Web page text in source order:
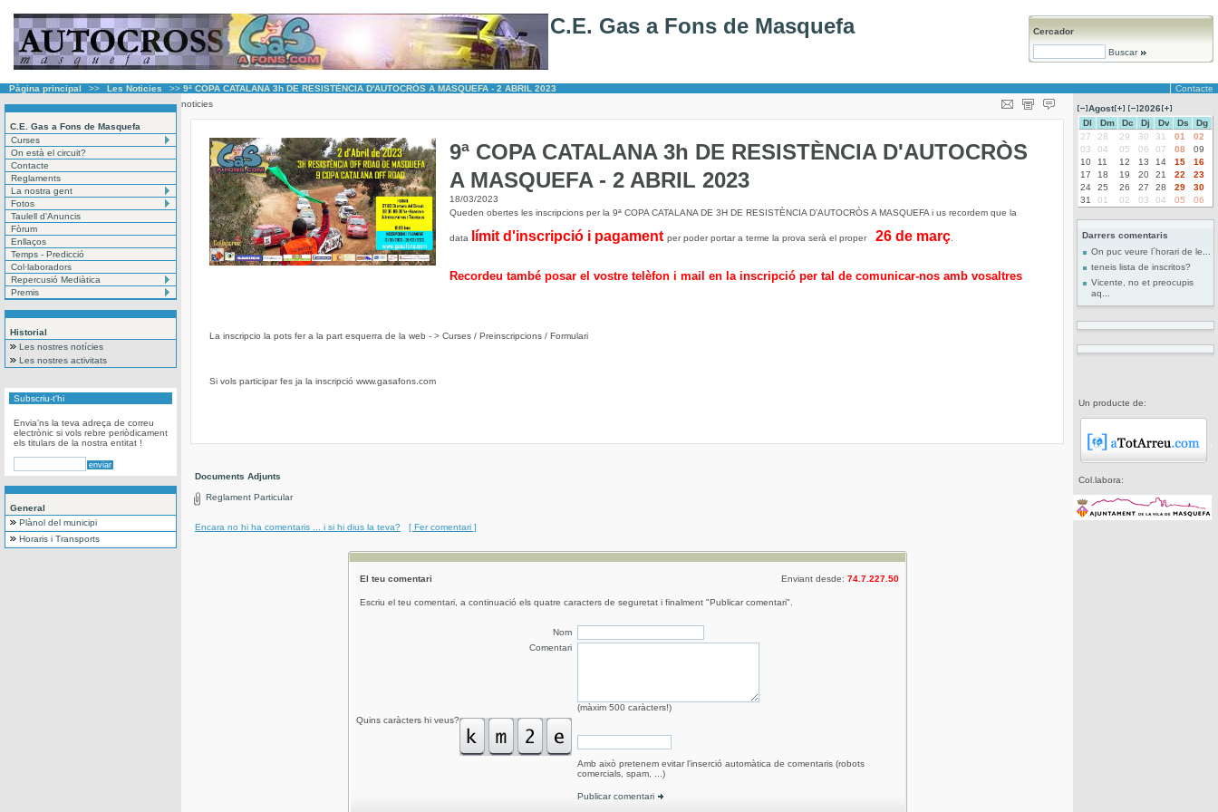
C.E. Gas a Fons de Masquefa Cercador
Buscar
Pàgina principal >> Les Noticies >> 9ª COPA CATALANA 3h DE RESISTÈNCIA D'AUTOCRÒS A MASQUEFA - 2 ABRIL 2023 Contacte
C.E. Gas a Fons de Masquefa
Curses
On està el circuit?
Contacte
Reglaments
La nostra gent
Fotos
Taulell d'Anuncis
Fòrum
Enllaços
Temps - Predicció
Col·laboradors
Repercusió Mediàtica
Premis
Historial
Les nostres notícies
Les nostres activitats
Subscriu-t'hi
Envia'ns la teva adreça de correu
electrònic si vols rebre periòdicament
els titulars de la nostra entitat !
General
Plànol del municipi
Horaris i Transports
noticies
9ª COPA CATALANA 3h DE RESISTÈNCIA D'AUTOCRÒS
A MASQUEFA - 2 ABRIL 2023
18/03/2023
Queden obertes les inscripcions per la 9ª COPA CATALANA DE 3H DE RESISTÈNCIA D’AUTOCRÒS A MASQUEFA i us recordem que la
data límit d'inscripció i pagament per poder portar a terme la prova serà el proper 26 de març
Recordeu també posar el vostre telèfon i mail en la inscripció per tal de comunicar-nos amb vosaltres
La inscripcio la pots fer a la part esquerra de la web - > Curses / Preinscripcions / Formulari
Si vols participar fes ja la inscripció www.gasafons.com
Documents Adjunts
Reglament Particular
Encara no hi ha comentaris ... i si hi dius la teva? [ Fer comentari ]
El teu comentari Enviant desde: 74.7.227.50
Escriu el teu comentari, a continuació els quatre caracters de seguretat i finalment "Publicar comentari".
Nom
Comentari
(màxim 500 caràcters!)
Quins caràcters hi veus?
Amb això pretenem evitar l'inserció automàtica de comentaris (robots
comercials, spam, ...)
Publicar comentari
Agost
2026
Dl
Dm Dc Dj Dv Ds
Dg
27
28 29 30 31 01
02
03
04 05 06 07 08
09
10
11 12 13 14 15
16
17
18 19 20 21 22
23
24
25 26 27 28 29
30
31
01 02 03 04 05 06
Darrers comentaris
On puc veure l´horari de le...
teneis lista de inscritos?
Vicente, no et preocupis
aq...
Un producte de:
Col.labora: